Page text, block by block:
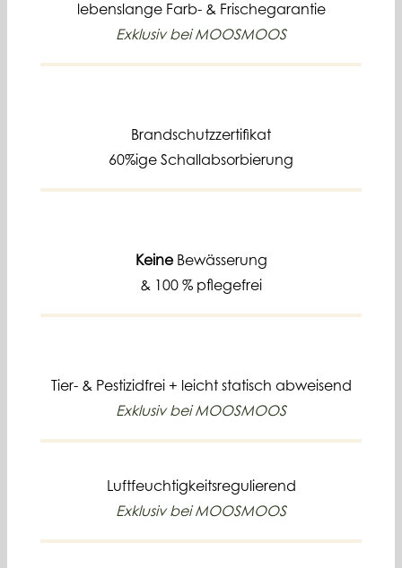
lebenslange Farb- & Frischegarantie
Exklusiv bei MOOSMOOS
Brandschutzzertifikat
60%ige Schallabsorbierung
KeineBewässerung
& 100 % pflegefrei
Tier- & Pestizidfrei + leicht statisch abweisend
Exklusiv bei MOOSMOOS
Luftfeuchtigkeitsregulierend
Exklusiv bei MOOSMOOS